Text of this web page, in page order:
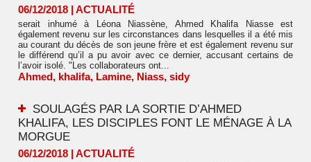
06/12/2018 | ACTUALITÉ
serait inhumé à Léona Niassène, Ahmed Khalifa Niasse est
également revenu sur les circonstances dans lesquelles il a été mis
au courant du décès de son jeune frère et est également revenu sur
le différend qu’il a pu avoir avec ce dernier, accusant certains de
l’avoir isolé. "Les collaborateurs ont...
Ahmed, khalifa, Lamine, Niass, sidy
SOULAGÉS PAR LA SORTIE D’AHMED
KHALIFA, LES DISCIPLES FONT LE MÉNAGE À LA
MORGUE
06/12/2018 | ACTUALITÉ